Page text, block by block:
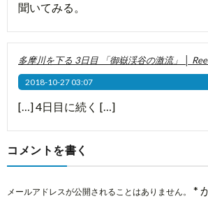
聞いてみる。
多摩川を下る 3日目 「御嶽渓谷の激流」 │
2018-10-27 03:07
[…] 4日目に続く […]
コメントを書く
メールアドレスが公開されることはありません。 *